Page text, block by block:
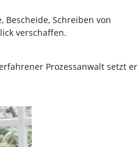
Schreiben von
verschaffen.
Prozessanwalt setzt er